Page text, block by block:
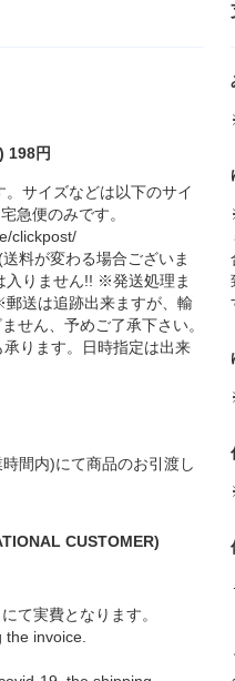
198円
サイズなどは以下のサイ
急便のみです。
clickpost/
料が変わる場合ございま
りません!! ※発送処理ま
送は追跡出来ますが、輸
せん、予めご了承下さい。
ります。日時指定は出来
間内)にて商品のお引渡し
CUSTOMER)
て実費となります。
invoice.